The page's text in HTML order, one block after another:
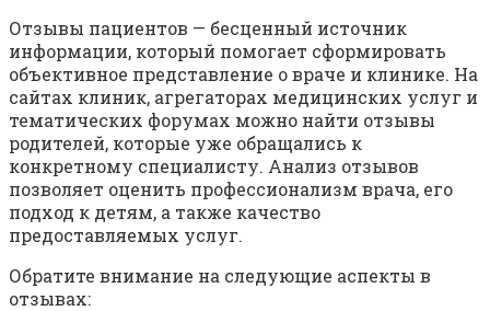
Отзывы пациентов — бесценный источник
информации, который помогает сформировать
объективное представление о враче и клинике. На
сайтах клиник, агрегаторах медицинских услуг и
тематических форумах можно найти отзывы
родителей, которые уже обращались к
конкретному специалисту. Анализ отзывов
позволяет оценить профессионализм врача, его
подход к детям, а также качество
предоставляемых услуг.
Обратите внимание на следующие аспекты в
отзывах: